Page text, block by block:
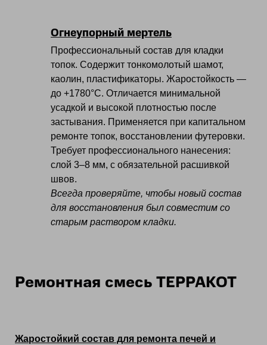
Огнеупорный мертель
Профессиональный состав для кладки
топок. Содержит тонкомолотый шамот,
каолин, пластификаторы. Жаростойкость —
до +1780°С. Отличается минимальной
усадкой и высокой плотностью после
застывания. Применяется при капитальном
ремонте топок, восстановлении футеровки.
Требует профессионального нанесения:
слой 3–8 мм, с обязательной расшивкой
швов.
Всегда проверяйте, чтобы новый состав
для восстановления был совместим со
старым раствором кладки.
Ремонтная смесь ТЕРРАКОТ
Жаростойкий состав для ремонта печей и